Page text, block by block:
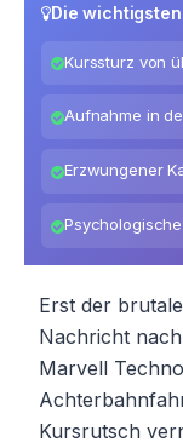
Die
Kurssturz von
Aufnahme in
Erzwungener
Erst der
Nachricht
Marvell
Kursrutsch